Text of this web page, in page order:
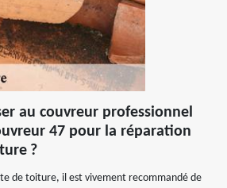
au couvreur professionnel
47 pour la réparation
?
de toiture, il est vivement recommandé de